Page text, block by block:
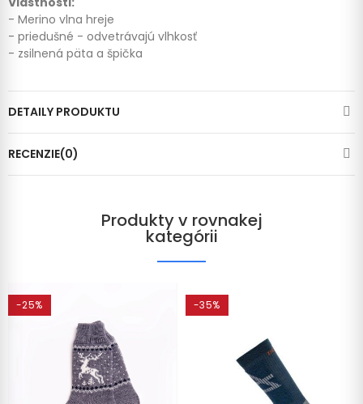
- Merino vlna hreje
- priedušné - odvetrávajú vlhkosť
- zsilnená päta a špička
DETAILY PRODUKTU
RECENZIE(0)
Produkty v rovnakej
kategórii
-25% -35%